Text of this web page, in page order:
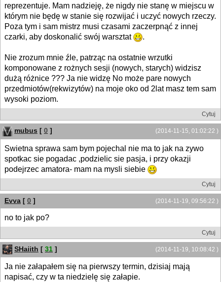
reprezentuje. Mam nadzieję, że nigdy nie stanę w miejscu w
którym nie będę w stanie się rozwijać i uczyć nowych rzeczy.
Poza tym i sam mistrz musi czasami zaczerpnąć z innej
czarki, aby doskonalić swój warsztat
.
Nie zrozum mnie źle, patrząc na ostatnie wrzutki
komponowane z rożnych sesji (nowych, starych) widzisz
dużą różnice ??? Ja nie widzę No może pare nowych
przedmiotów(rekwizytów) na moje oko od 2lat masz tem sam
wysoki poziom.
Cytuj
(2014-11-15, 01:02:22 )
mubus [ 0 ]
Swietna sprawa sam bym pojechal nie ma to jak na zywo
spotkac sie pogadac ,podzielic sie pasja, i przy okazji
podejrzec amatora- mam na mysli siebie
Cytuj
(2014-11-19, 09:56:22 )
Evva [ 0 ]
no to jak po?
Cytuj
(2014-11-19, 10:08:42 )
SHaiith [ 31 ]
Ja nie załapałem się na pierwszy termin, dzisiaj mają
napisać, czy w ta niedzielę się załapie.